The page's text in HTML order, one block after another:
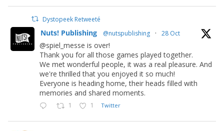
Dystopeek Retweeté
Nuts! Publishing @nutspublishing · 28 Oct
@spiel_messe is over!
Thank you for all those games played together.
We met wonderful people, it was a real pleasure. And
we're thrilled that you enjoyed it so much!
Everyone is heading home, their heads filled with
memories and shared moments.
1 1 Twitter